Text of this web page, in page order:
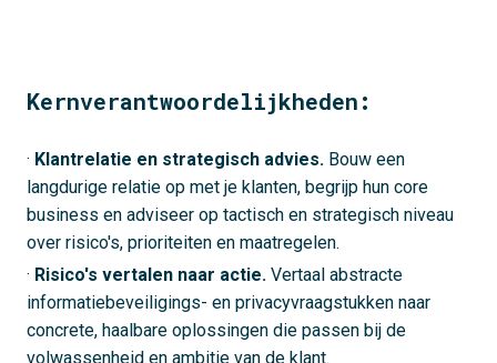
Kernverantwoordelijkheden:
· Klantrelatie en strategisch advies. Bouw een
langdurige relatie op met je klanten, begrijp hun core
business en adviseer op tactisch en strategisch niveau
over risico's, prioriteiten en maatregelen.
· Risico's vertalen naar actie. Vertaal abstracte
informatiebeveiligings- en privacyvraagstukken naar
concrete, haalbare oplossingen die passen bij de
volwassenheid en ambitie van de klant.